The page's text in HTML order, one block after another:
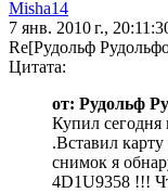
Misha14
7 янв. 2010 г.,
Re[Рудольф
Цитата:
от: Рудольф
Купил сегодня
.Вставил
снимок я
4D1U9358 !!!